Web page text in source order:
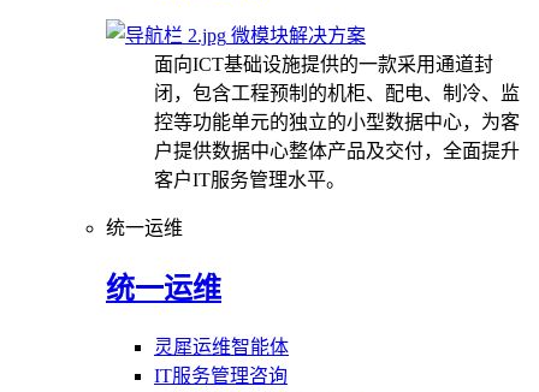
微模块解决方案
面向ICT基础设施提供的一款采用通道封
闭，包含工程预制的机柜、配电、制冷、监
控等功能单元的独立的小型数据中心，为客
户提供数据中心整体产品及交付，全面提升
客户IT服务管理水平。
统一运维
统一运维
灵犀运维智能体
IT服务管理咨询